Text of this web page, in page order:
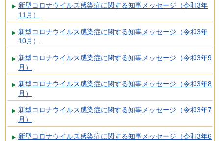
新型コロナウイルス感染症に関する知事メッセージ（令和3年
11月）
新型コロナウイルス感染症に関する知事メッセージ（令和3年
10月）
新型コロナウイルス感染症に関する知事メッセージ（令和3年9
月）
新型コロナウイルス感染症に関する知事メッセージ（令和3年8
月）
新型コロナウイルス感染症に関する知事メッセージ（令和3年7
月）
新型コロナウイルス感染症に関する知事メッセージ（令和3年6